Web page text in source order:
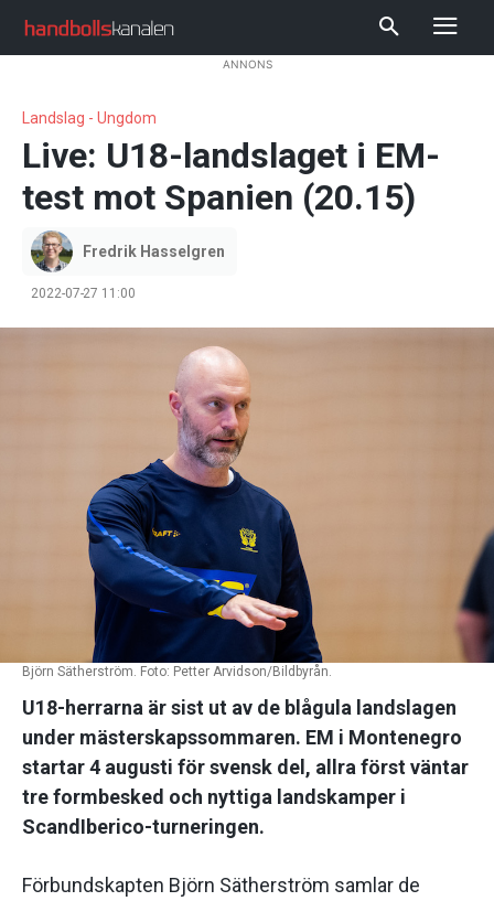
ANNONS
Landslag - Ungdom
Live: U18-landslaget i EM-
test mot Spanien (20.15)
Fredrik Hasselgren
2022-07-27 11:00
Björn Sätherström. Foto: Petter Arvidson/Bildbyrån.
U18-herrarna är sist ut av de blågula landslagen
under mästerskapssommaren. EM i Montenegro
startar 4 augusti för svensk del, allra först väntar
tre formbesked och nyttiga landskamper i
ScandIberico-turneringen.
Förbundskapten Björn Sätherström samlar de